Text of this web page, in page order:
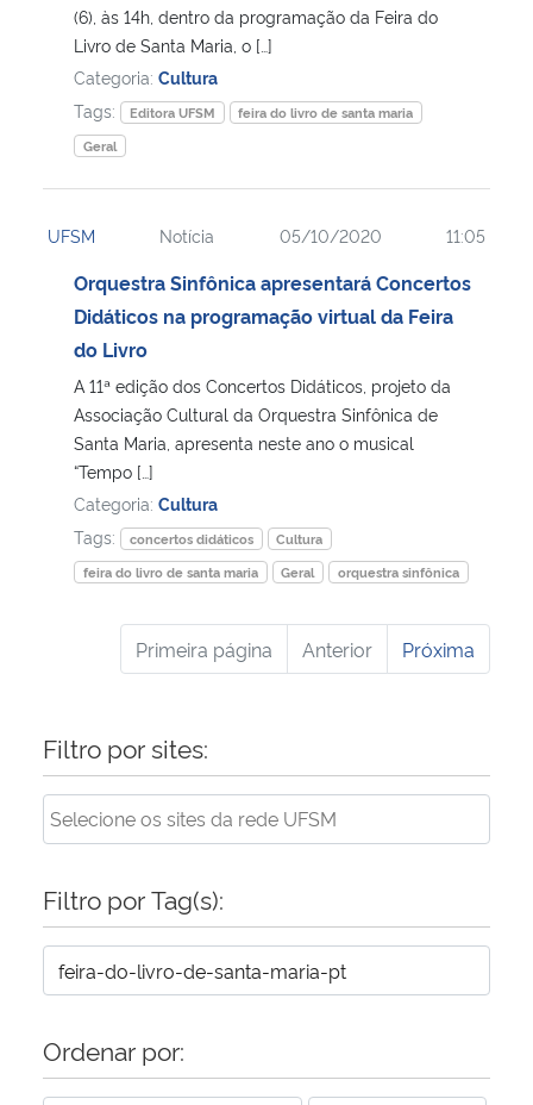
(6), às 14h, dentro da programação da Feira do
Livro de Santa Maria, o […]
Categoria: Cultura
Tags:
Editora UFSM
feira do livro de santa maria
Geral
UFSM Notícia 05/10/2020 11:05
Orquestra Sinfônica apresentará Concertos
Didáticos na programação virtual da Feira
do Livro
A 11ª edição dos Concertos Didáticos, projeto da
Associação Cultural da Orquestra Sinfônica de
Santa Maria, apresenta neste ano o musical
“Tempo […]
Categoria: Cultura
Tags:
concertos didáticos
Cultura
feira do livro de santa maria
Geral orquestra sinfônica
Primeira página Anterior Próxima
Filtro por sites:
Filtro por Tag(s):
Ordenar por: